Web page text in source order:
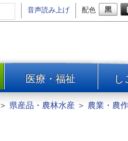
音声読み上げ 配色
一覧
医療・福祉 し
＞ 県産品・農林水産 ＞ 農業・農